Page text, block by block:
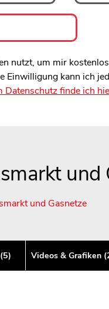
nutzt, um mir
Einwilligung kann ich
Datenschutz finde ich
und
und Gasnetze
Videos & Grafiken